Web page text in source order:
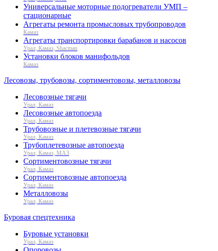
Универсальные моторные подогреватели УМП –
стационарные
Агрегаты ремонта промысловых трубопроводов
Камаз
Агрегаты транспортировки барабанов и насосов
Урал, Камаз, Shacman
Установки блоков манифольдов
Камаз
Лесовозы, трубовозы, сортиментовозы, металловозы
Лесовозные тягачи
Урал, Камаз
Лесовозные автопоезда
Урал, Камаз
Трубовозные и плетевозные тягачи
Урал, Камаз
Трубоплетевозные автопоезда
Урал, Камаз, МАЗ
Сортиментовозные тягачи
Урал, Камаз
Сортиментовозные автопоезда
Урал, Камаз
Металловозы
Урал, Камаз
Буровая спецтехника
Буровые установки
Урал, Камаз